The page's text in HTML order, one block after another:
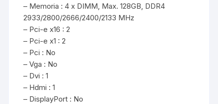
– Memoria : 4 x DIMM, Max. 128GB, DDR4
2933/2800/2666/2400/2133 MHz
– Pci-e x16 : 2
– Pci-e x1 : 2
– Pci : No
– Vga : No
– Dvi : 1
– Hdmi : 1
– DisplayPort : No